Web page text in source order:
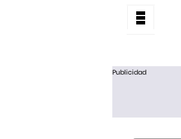
Publicidad